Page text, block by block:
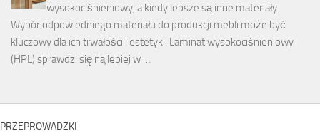
wysokociśnieniowy, a kiedy lepsze są inne materiały
Wybór odpowiedniego materiału do produkcji mebli może być
kluczowy dla ich trwałości i estetyki. Laminat wysokociśnieniowy
(HPL) sprawdzi się najlepiej w …
PRZEPROWADZKI